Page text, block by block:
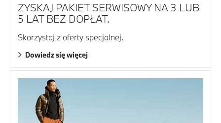
ZYSKAJ PAKIET SERWISOWY NA 3 LUB
5 LAT BEZ DOPŁAT.
Skorzystaj z oferty specjalnej.
Dowiedz się więcej